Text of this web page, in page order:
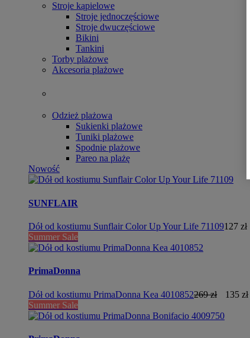
Stroje kąpielowe
Stroje jednoczęściowe
Stroje dwuczęściowe
Bikini
Tankini
Torby plażowe
Akcesoria plażowe
Odzież plażowa
Sukienki plażowe
Tuniki plażowe
Spodnie plażowe
Pareo na plażę
Nowość
SUNFLAIR
Dół od kostiumu Sunflair Color Up Your Life 71109127 zł
Summer Sale
PrimaDonna
Dół od kostiumu PrimaDonna Kea 4010852269 zł 135 zł
Summer Sale